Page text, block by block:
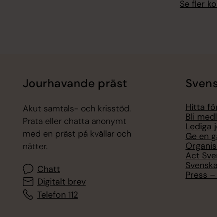
Se fler
Jourhavande präst
Akut samtals- och krisstöd.
Prata eller chatta anonymt
med en präst på kvällar och
nätter.
Chatt
Digitalt brev
Telefon 112
Hitta
Bli
Lediga
Ge en
Act
Press